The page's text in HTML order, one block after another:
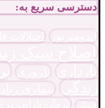
دسترسی سریع به:
اختلالات
اصلاح سبک
بارداری باروری
زندگی
بیماری
حاملگی
درمان-نازایی-در-